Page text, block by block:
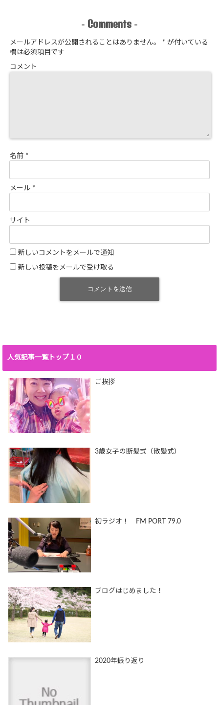
- Comments -
メールアドレスが公開されることはありません。 * が付いている
欄は必須項目です
コメント
名前 *
メール *
サイト
新しいコメントをメールで通知
新しい投稿をメールで受け取る
人気記事一覧トップ１０
ご挨拶
3歳女子の断髪式（散髪式）
初ラジオ！ FM PORT 79.0
ブログはじめました！
2020年振り返り